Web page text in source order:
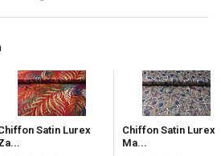
Satin Lurex
Chiffon Satin Lurex
Ma...